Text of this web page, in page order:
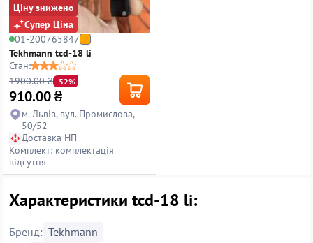
Ціну знижено
Супер Ціна
01-200765847
Tekhmann tcd-18 li
Стан:
1900.00 ₴ -52%
910.00₴
м. Львів, вул. Промислова,
50/52
Доставка НП
Комплект: комплектація
відсутня
Характеристики tcd-18 li:
Бренд: Tekhmann